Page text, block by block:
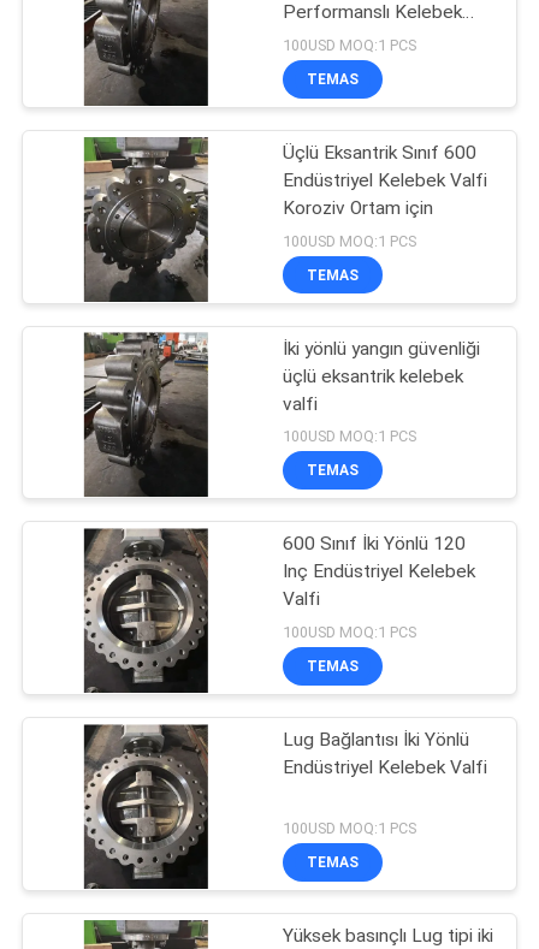
KALITE
KONTROLÜ
BIZIMLE
İLETIŞIM
HABERLER
İNDIRIM
SITE
HARITASI
PRIVACY
POLICY
Performanslı Kelebek
Valfi
100USD MOQ:1 PCS
TEMAS
Üçlü Eksantrik Sınıf 600
Endüstriyel Kelebek Valfi
Koroziv Ortam için
100USD MOQ:1 PCS
TEMAS
İki yönlü yangın güvenliği
üçlü eksantrik kelebek
valfi
100USD MOQ:1 PCS
TEMAS
600 Sınıf İki Yönlü 120
Inç Endüstriyel Kelebek
Valfi
100USD MOQ:1 PCS
TEMAS
Lug Bağlantısı İki Yönlü
Endüstriyel Kelebek Valfi
100USD MOQ:1 PCS
TEMAS
Yüksek basınçlı Lug tipi iki